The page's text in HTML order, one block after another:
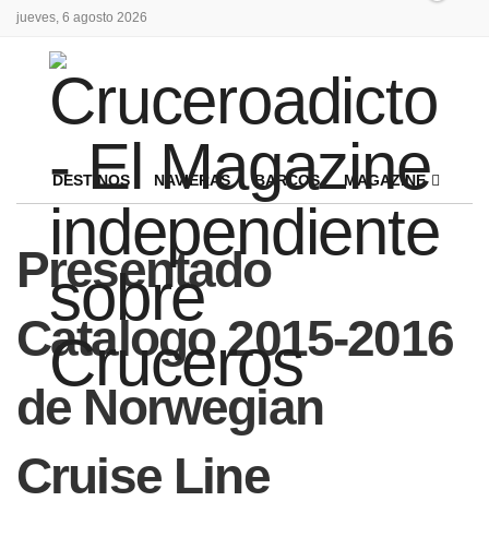
jueves, 6 agosto 2026
DESTINOS NAVIERAS BARCOS MAGAZINE
Presentado
Catalogo 2015-2016
de Norwegian
Cruise Line